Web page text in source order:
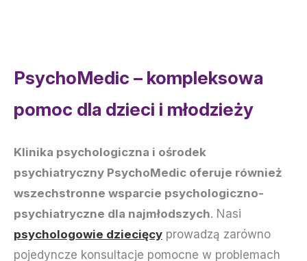
PsychoMedic – kompleksowa
pomoc dla dzieci i młodzieży
Klinika psychologiczna i ośrodek
psychiatryczny PsychoMedic oferuje również
wszechstronne wsparcie psychologiczno-
psychiatryczne dla najmłodszych. Nasi
psychologowie dziecięcy prowadzą zarówno
pojedyncze konsultacje pomocne w problemach